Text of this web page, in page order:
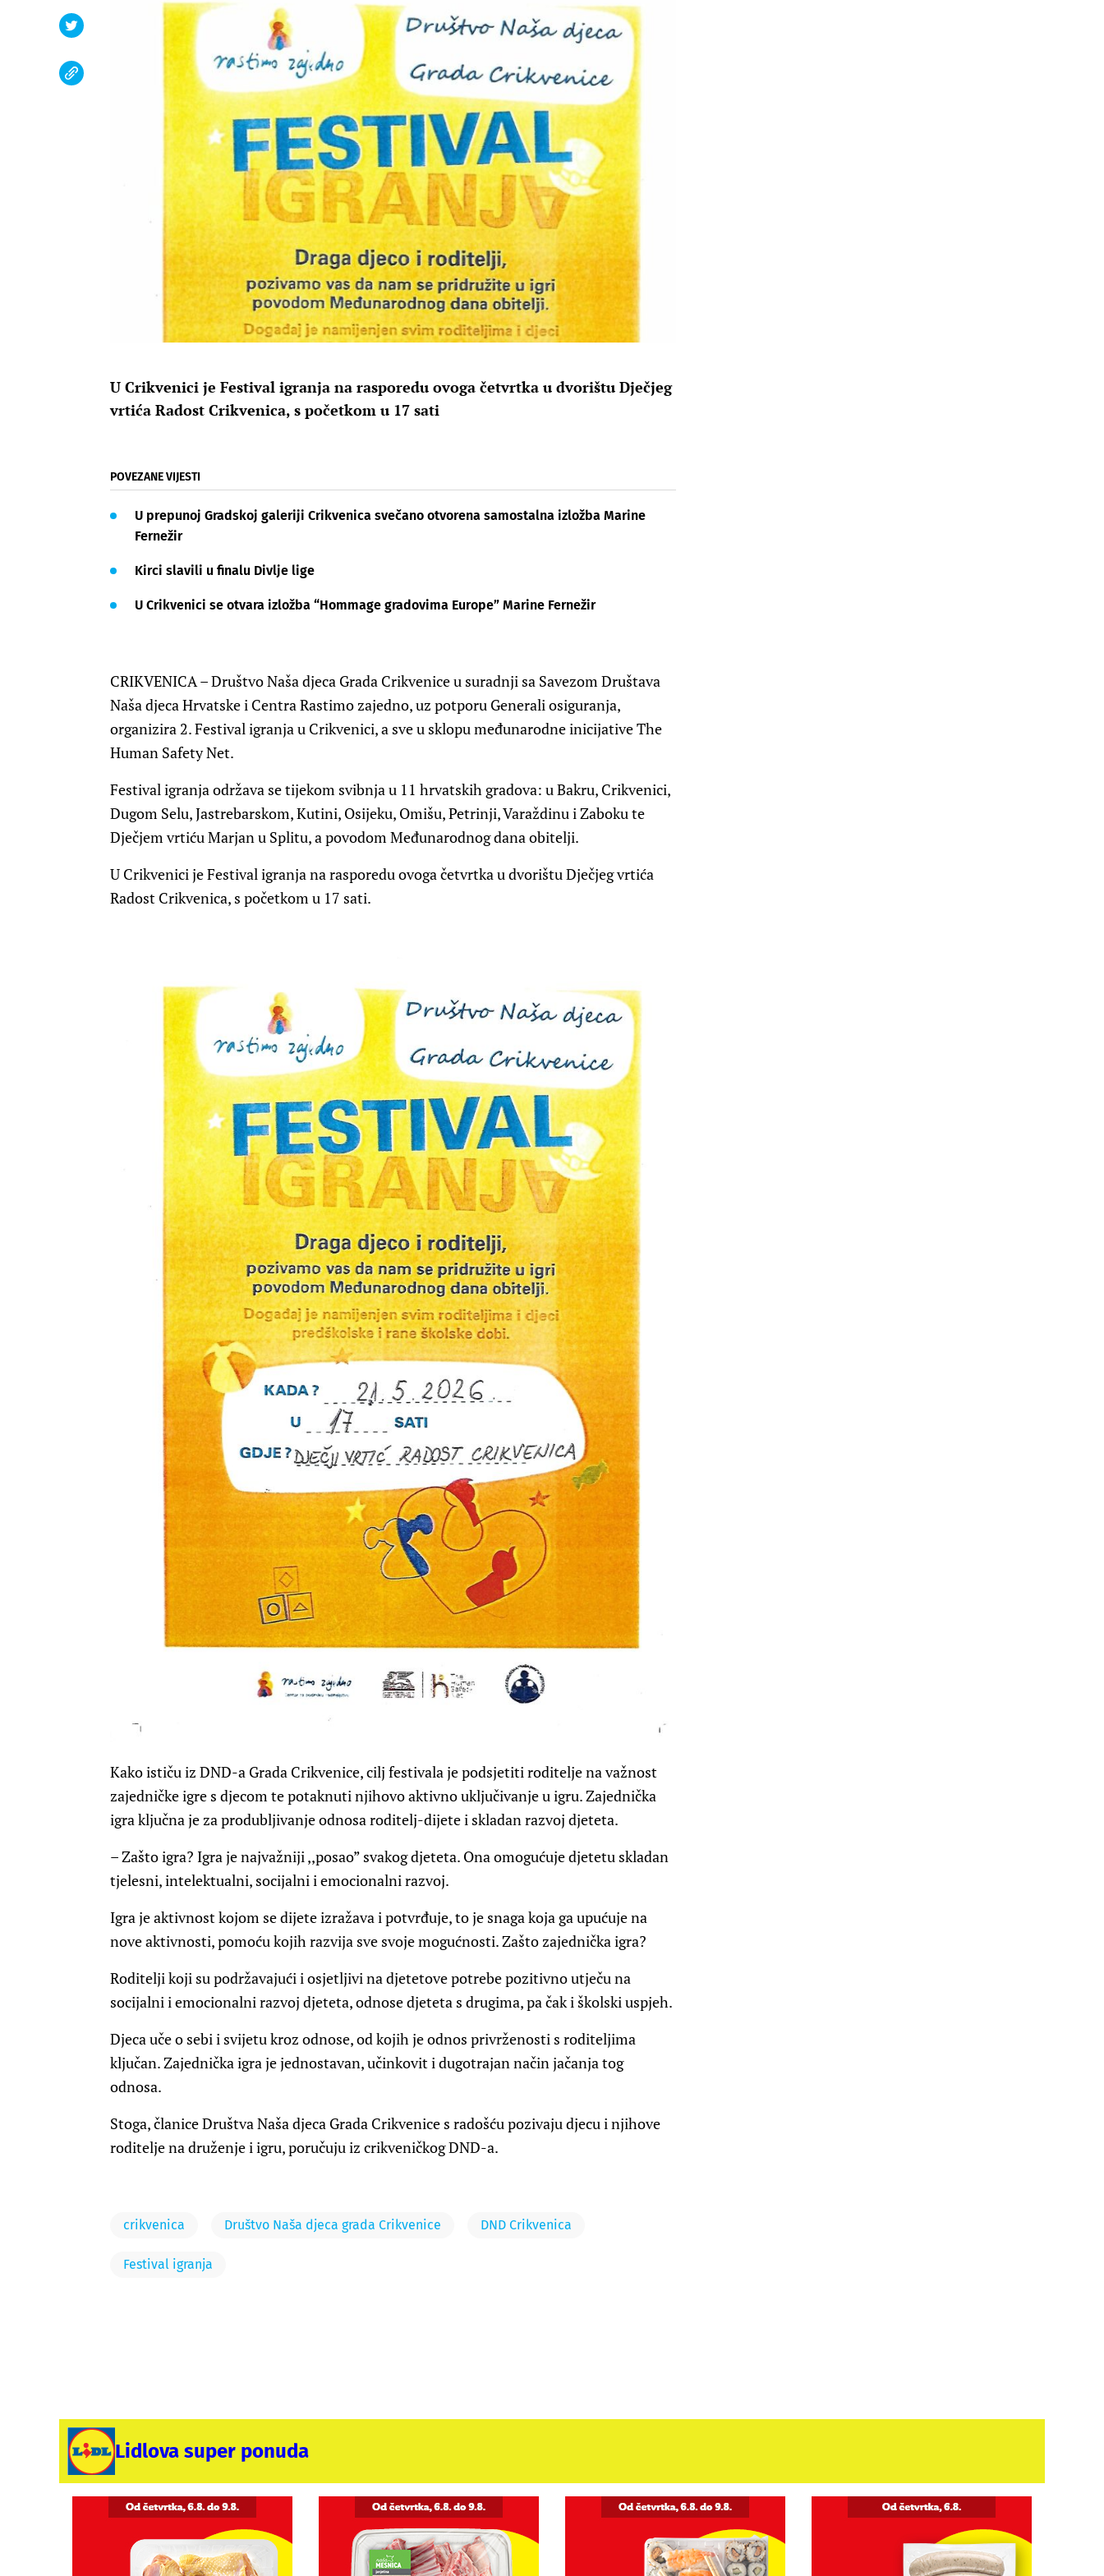
U Crikvenici je Festival igranja na rasporedu ovoga četvrtka u dvorištu Dječjeg
vrtića Radost Crikvenica, s početkom u 17 sati
POVEZANE VIJESTI
U prepunoj Gradskoj galeriji Crikvenica svečano otvorena samostalna izložba Marine
Fernežir
Kirci slavili u finalu Divlje lige
U Crikvenici se otvara izložba “Hommage gradovima Europe” Marine Fernežir
CRIKVENICA – Društvo Naša djeca Grada Crikvenice u suradnji sa Savezom Društava
Naša djeca Hrvatske i Centra Rastimo zajedno, uz potporu Generali osiguranja,
organizira 2. Festival igranja u Crikvenici, a sve u sklopu međunarodne inicijative The
Human Safety Net.
Festival igranja održava se tijekom svibnja u 11 hrvatskih gradova: u Bakru, Crikvenici,
Dugom Selu, Jastrebarskom, Kutini, Osijeku, Omišu, Petrinji, Varaždinu i Zaboku te
Dječjem vrtiću Marjan u Splitu, a povodom Međunarodnog dana obitelji.
U Crikvenici je Festival igranja na rasporedu ovoga četvrtka u dvorištu Dječjeg vrtića
Radost Crikvenica, s početkom u 17 sati.
Kako ističu iz DND-a Grada Crikvenice, cilj festivala je podsjetiti roditelje na važnost
zajedničke igre s djecom te potaknuti njihovo aktivno uključivanje u igru. Zajednička
igra ključna je za produbljivanje odnosa roditelj-dijete i skladan razvoj djeteta.
– Zašto igra? Igra je najvažniji ,,posao” svakog djeteta. Ona omogućuje djetetu skladan
tjelesni, intelektualni, socijalni i emocionalni razvoj.
Igra je aktivnost kojom se dijete izražava i potvrđuje, to je snaga koja ga upućuje na
nove aktivnosti, pomoću kojih razvija sve svoje mogućnosti. Zašto zajednička igra?
Roditelji koji su podržavajući i osjetljivi na djetetove potrebe pozitivno utječu na
socijalni i emocionalni razvoj djeteta, odnose djeteta s drugima, pa čak i školski uspjeh.
Djeca uče o sebi i svijetu kroz odnose, od kojih je odnos privrženosti s roditeljima
ključan. Zajednička igra je jednostavan, učinkovit i dugotrajan način jačanja tog
odnosa.
Stoga, članice Društva Naša djeca Grada Crikvenice s radošću pozivaju djecu i njihove
roditelje na druženje i igru, poručuju iz crikveničkog DND-a.
crikvenica Društvo Naša djeca grada Crikvenice DND Crikvenica
Festival igranja
Lidlova super ponuda